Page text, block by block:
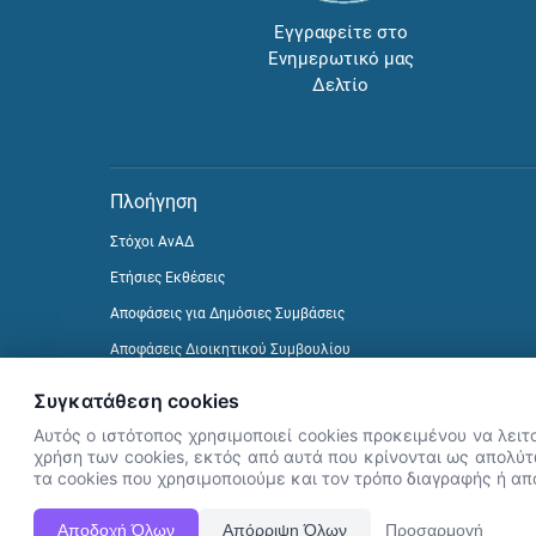
Εγγραφείτε στο
Ενημερωτικό μας
Δελτίο
Πλοήγηση
Στόχοι ΑνΑΔ
Ετήσιες Εκθέσεις
Αποφάσεις για Δημόσιες Συμβάσεις
Αποφάσεις Διοικητικού Συμβουλίου
Συγκατάθεση cookies
Αυτός ο ιστότοπος χρησιμοποιεί cookies προκειμένου να
χρήση των cookies, εκτός από αυτά που κρίνονται ως
τα cookies που χρησιμοποιούμε και τον τρόπο διαγραφής ή
Αποδοχή Όλων Απόρριψη Όλων Προσαρμογή